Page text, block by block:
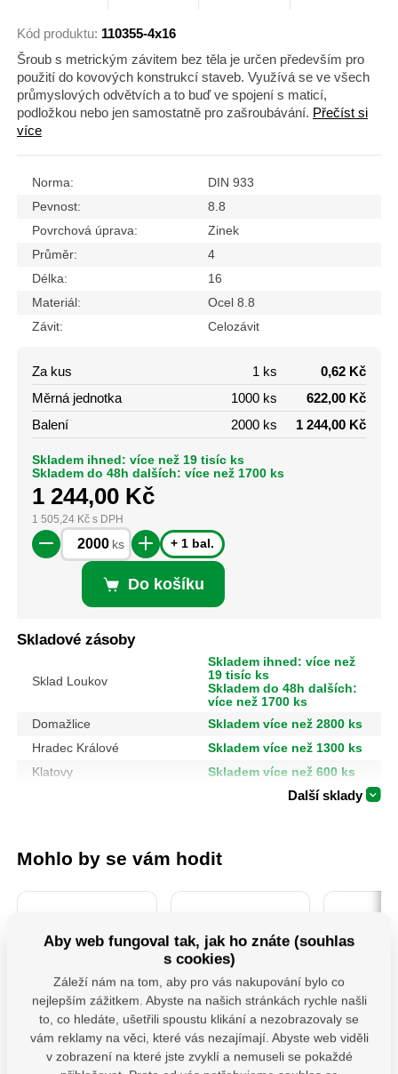
Kód produktu: 110355-4x16
Šroub s metrickým závitem bez těla je určen především pro
použití do kovových konstrukcí staveb. Využívá se ve všech
průmyslových odvětvích a to buď ve spojení s maticí,
podložkou nebo jen samostatně pro zašroubávání. Přečíst si
více
Norma:
DIN 933
Pevnost:
8.8
Povrchová úprava:
Zinek
Průměr:
4
Délka:
16
Materiál:
Ocel 8.8
Závit:
Celozávit
Za kus 1 ks
0,62 Kč
Měrná jednotka
1000 ks
622,00 Kč
Balení
2000 ks 1 244,00 Kč
Skladem ihned: více než 19 tisíc ks
Skladem do 48h dalších: více než 1700 ks
1 244,00 Kč
1 505,24 Kčs DPH
ks + 1 bal.
Do košíku
Skladové zásoby
Sklad Loukov
Skladem ihned: více než
19 tisíc ks
Skladem do 48h dalších:
více než 1700 ks
Domažlice
Skladem více než 2800 ks
Hradec Králové
Skladem více než 1300 ks
Klatovy
Skladem více než 600 ks
Další sklady
Mohlo by se vám hodit
106901-Kotouče
řezné na kov, 5ks,
115x1,0x22,2mm
4740930 Sada
Šroubováků 7ks
MHB 130
Aby web fungoval tak, jak ho znáte (souhlas
s cookies)
Záleží nám na tom, aby pro vás nakupování bylo co
nejlepším zážitkem. Abyste na našich stránkách rychle našli
to, co hledáte, ušetřili spoustu klikání a nezobrazovaly se
vám reklamy na věci, které vás nezajímají. Abyste web viděli
v zobrazení na které jste zvyklí a nemuseli se pokaždé